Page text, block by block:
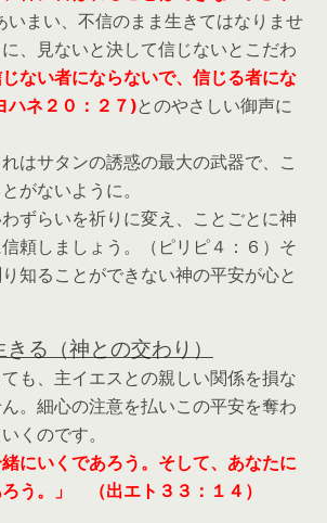
まい、不信のまま生きてはなりませ
、見ないと決して信じないとこだわ
じない者にならないで、信じる者にな
ネ２０：２７)とのやさしい御声に
サタンの誘惑の最大の武器で、こ
がないように。
らいを祈りに変え、ことごとに神
頼しましょう。（ピリピ４：６）そ
知ることができない神の平安が心と
る（神との交わり）
も、主イエスとの親しい関係を損な
。細心の注意を払いこの平安を奪わ
くのです。
緒にいくであろう。そして、あなたに
う。」 （出エト３３：１４）